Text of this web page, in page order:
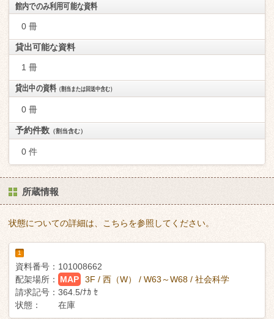
館内でのみ利用可能な資料
0 冊
貸出可能な資料
1 冊
貸出中の資料（割当または回送中含む）
0 冊
予約件数 （割当含む）
0 件
所蔵情報
状態についての詳細は、こちらを参照してください。
1
資料番号： 101008662
配架場所：
MAP
3F / 西（W） / W63～W68 / 社会科学
請求記号： 364.5/ﾅｶ ｾ
状態：
在庫